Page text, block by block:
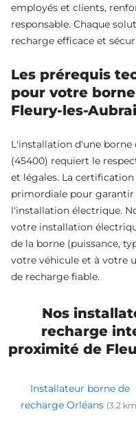
employés et clients,
responsable. Chaque
recharge efficace et
Les prérequis
pour votre
Fleury-les-
L'installation d'une borne
(45400) requiert le
et légales. La
primordiale pour
l'installation électrique.
votre installation
de la borne (puissance,
votre véhicule et à votre
de recharge fiable.
Nos
recharge
proximité de
Installateur borne de
recharge Orléans (3.2